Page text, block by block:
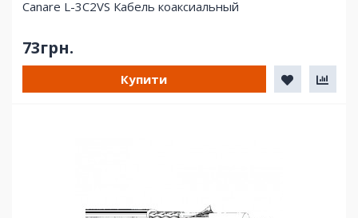
Canare L-3C2VS Кабель коаксиальный
73грн.
Купити